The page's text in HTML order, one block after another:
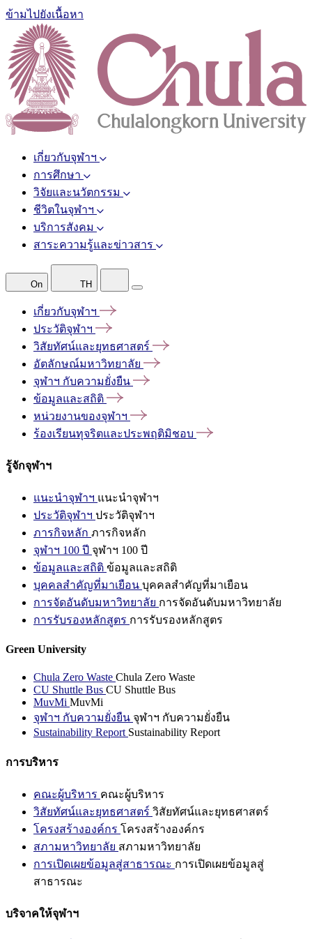
ข้ามไปยังเนื้อหา
เกี่ยวกับจุฬาฯ
การศึกษา
วิจัยและนวัตกรรม
ชีวิตในจุฬาฯ
บริการสังคม
สาระความรู้และข่าวสาร
On TH
เกี่ยวกับจุฬาฯ
ประวัติจุฬาฯ
วิสัยทัศน์และยุทธศาสตร์
อัตลักษณ์มหาวิทยาลัย
จุฬาฯ กับความยั่งยืน
ข้อมูลและสถิติ
หน่วยงานของจุฬาฯ
ร้องเรียนทุจริตและประพฤติมิชอบ
รู้จักจุฬาฯ
แนะนำจุฬาฯ แนะนำจุฬาฯ
ประวัติจุฬาฯ ประวัติจุฬาฯ
ภารกิจหลัก ภารกิจหลัก
จุฬาฯ 100 ปี จุฬาฯ 100 ปี
ข้อมูลและสถิติ ข้อมูลและสถิติ
บุคคลสำคัญที่มาเยือน บุคคลสำคัญที่มาเยือน
การจัดอันดับมหาวิทยาลัย การจัดอันดับมหาวิทยาลัย
การรับรองหลักสูตร การรับรองหลักสูตร
Green University
Chula Zero Waste Chula Zero Waste
CU Shuttle Bus CU Shuttle Bus
MuvMi MuvMi
จุฬาฯ กับความยั่งยืน จุฬาฯ กับความยั่งยืน
Sustainability Report Sustainability Report
การบริหาร
คณะผู้บริหาร คณะผู้บริหาร
วิสัยทัศน์และยุทธศาสตร์ วิสัยทัศน์และยุทธศาสตร์
โครงสร้างองค์กร โครงสร้างองค์กร
สภามหาวิทยาลัย สภามหาวิทยาลัย
การเปิดเผยข้อมูลสู่สาธารณะ การเปิดเผยข้อมูลสู่
สาธารณะ
บริจาคให้จุฬาฯ